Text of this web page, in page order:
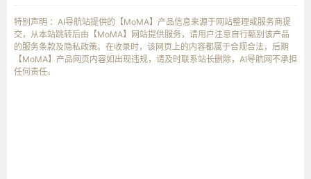
特别声明 ：AI导航站提供的【MoMA】产品信息来源于网站整理或服务商提
交，从本站跳转后由【MoMA】网站提供服务，请用户注意自行甄别该产品
的服务条款及隐私政策。在收录时，该网页上的内容都属于合规合法，后期
【MoMA】产品网页内容如出现违规，请及时联系站长删除，AI导航网不承担
任何责任。